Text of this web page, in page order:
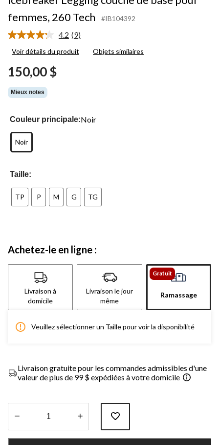
femmes, 260 Tech
#IB104392
4.2 Lire
9
(9)
Voir détails du produit Objets similaires
150,00 $
Mieux notes
Couleur principale:Noir
Noir
Taille:
TP P M G TG
Achetez-le en ligne :
Livraison à
domicile
Livraison le jour
même
Gratuit
Ramassage
Veuillez sélectionner un Taille pour voir la disponibilité
Livraison gratuite pour les commandes admissibles d'une
valeur de plus de 99 $ expédiées à votre domicile